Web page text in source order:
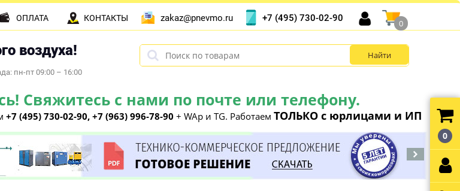
воздуха!
пн-пт 09:00 – 16:00
Свяжитесь с нами по почте или телефону.
+7 (495) 730-02-90, +7 (963) 996-78-90 + WAp и TG. Работаем ТОЛЬКО с юрлицами и ИП
ОПЛАТА КОНТАКТЫ zakaz@pnevmo.ru +7 (495) 730-02-90
0
0